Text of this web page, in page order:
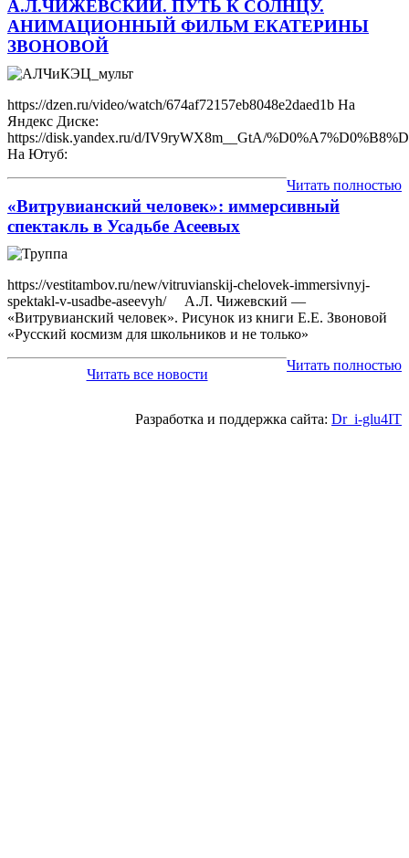
А.Л.ЧИЖЕВСКИЙ. ПУТЬ К СОЛНЦУ.
АНИМАЦИОННЫЙ ФИЛЬМ ЕКАТЕРИНЫ
ЗВОНОВОЙ
https://dzen.ru/video/watch/674af72157eb8048e2daed1b На
Яндекс Диске:
https://disk.yandex.ru/d/IV9ryWX8m__GtA/
На Ютуб:
Читать полностью
«Витрувианский человек»: иммерсивный
спектакль в Усадьбе Асеевых
https://vestitambov.ru/new/vitruvianskij-chelovek-immersivnyj-
spektakl-v-usadbe-aseevyh/ А.Л. Чижевский —
«Витрувианский человек». Рисунок из книги Е.Е. Звоновой
«Русский космизм для школьников и не только»
Читать полностью
Читать все новости
Разработка и поддержка сайта: Dr_i-glu4IT